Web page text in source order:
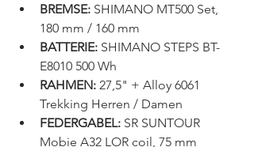
BREMSE: SHIMANO MT500 Set,
180 mm / 160 mm
BATTERIE: SHIMANO STEPS BT-
E8010 500 Wh
RAHMEN: 27,5" + Alloy 6061
Trekking Herren / Damen
FEDERGABEL: SR SUNTOUR
Mobie A32 LOR coil, 75 mm